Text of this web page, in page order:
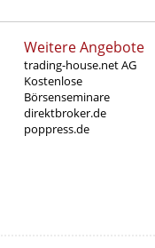
Weitere Angebote
trading-house.net AG
Kostenlose
Börsenseminare
direktbroker.de
poppress.de